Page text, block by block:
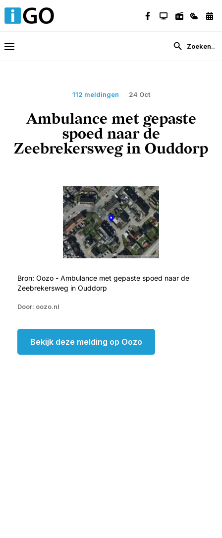
112 meldingen 24 Oct
Ambulance met gepaste
spoed naar de
Zeebrekersweg in Ouddorp
Bron: Oozo - Ambulance met gepaste spoed naar de
Zeebrekersweg in Ouddorp
Door: oozo.nl
Bekijk deze melding op Oozo